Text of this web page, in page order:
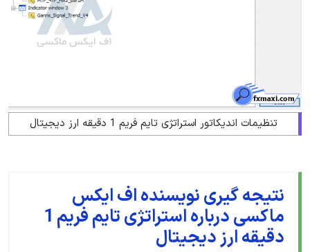
تنظیمات اندیکاتور استراتژی تایم فریم 1 دقیقه ارز دیجیتال
نتیجه گیری نویسنده اف ایکس
ماکسی درباره استراتژی تایم فریم 1
دقیقه ارز دیجیتال